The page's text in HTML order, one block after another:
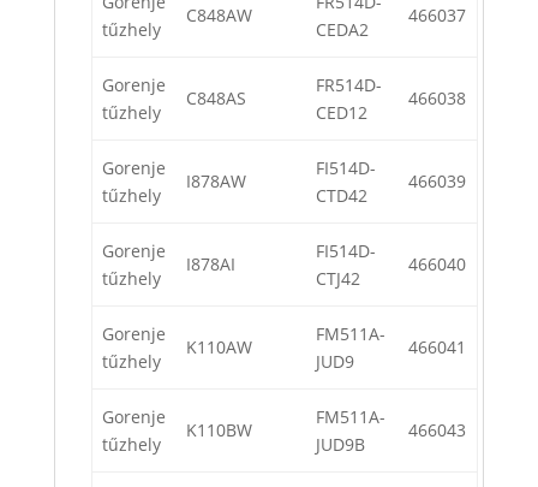
tűzhely
C848AW
CEDA2
466037
Gorenje
tűzhely
C848AS
FR514D-
CED12
466038
Gorenje
tűzhely
I878AW
FI514D-
CTD42
466039
Gorenje
tűzhely
I878AI
FI514D-
CTJ42
466040
Gorenje
tűzhely
K110AW
FM511A-
JUD9
466041
Gorenje
tűzhely
K110BW
FM511A-
JUD9B
466043